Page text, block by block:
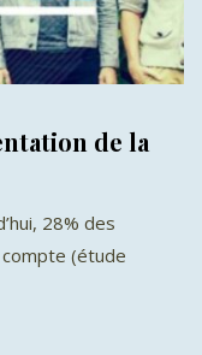
de la
28% des
compte (étude